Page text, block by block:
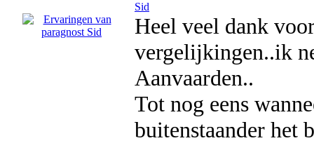
Sid
Heel veel dank
vergelijkingen..ik
Aanvaarden..
Tot nog eens
buitenstaander het